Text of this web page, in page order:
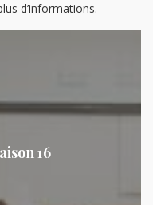
d’informations.
16